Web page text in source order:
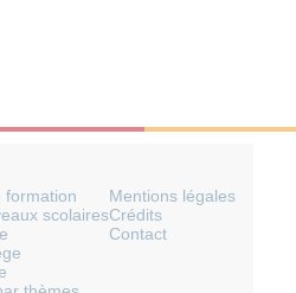
formation
scolaires
Mentions légales
Crédits
Contact